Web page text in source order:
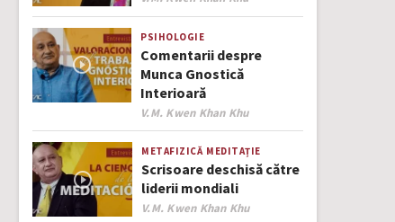
PSIHOLOGIE
Comentarii despre
Munca Gnostică
Interioară
Author
V.M. Kwen Khan Khu
METAFIZICĂ MEDITAȚIE
Scrisoare deschisă către
liderii mondiali
Author
V.M. Kwen Khan Khu